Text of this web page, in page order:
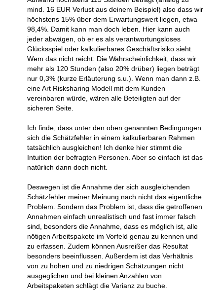
mind. 16 EUR Verlust aus deinem Beispiel) also dass wir
höchstens 15% über dem Erwartungswert liegen, etwa
98,4%. Damit kann man doch leben. Hier kann auch
jeder abwägen, ob er es als verantwortungsloses
Glücksspiel oder kalkulierbares Geschäftsrisiko sieht.
Wem das nicht reicht: Die Wahrscheinlichkeit, dass wir
mehr als 120 Stunden (also 20% drüber) liegen beträgt
nur 0,3% (kurze Erläuterung s.u.). Wenn man dann z.B.
eine Art Risksharing Modell mit dem Kunden
vereinbaren würde, wären alle Beteiligten auf der
sicheren Seite.
Ich finde, dass unter den oben genannten Bedingungen
sich die Schätzfehler in einem kalkulierbaren Rahmen
tatsächlich ausgleichen! Ich denke hier stimmt die
Intuition der befragten Personen. Aber so einfach ist das
natürlich dann doch nicht.
Deswegen ist die Annahme der sich ausgleichenden
Schätzfehler meiner Meinung nach nicht das eigentliche
Problem. Sondern das Problem ist, dass die getroffenen
Annahmen einfach unrealistisch und fast immer falsch
sind, besonders die Annahme, dass es möglich ist, alle
nötigen Arbeitspakete im Vorfeld genau zu kennen und
zu erfassen. Zudem können Ausreißer das Resultat
besonders beeinflussen. Außerdem ist das Verhältnis
von zu hohen und zu niedrigen Schätzungen nicht
ausgeglichen und bei kleinen Anzahlen von
Arbeitspaketen schlägt die Varianz zu buche.